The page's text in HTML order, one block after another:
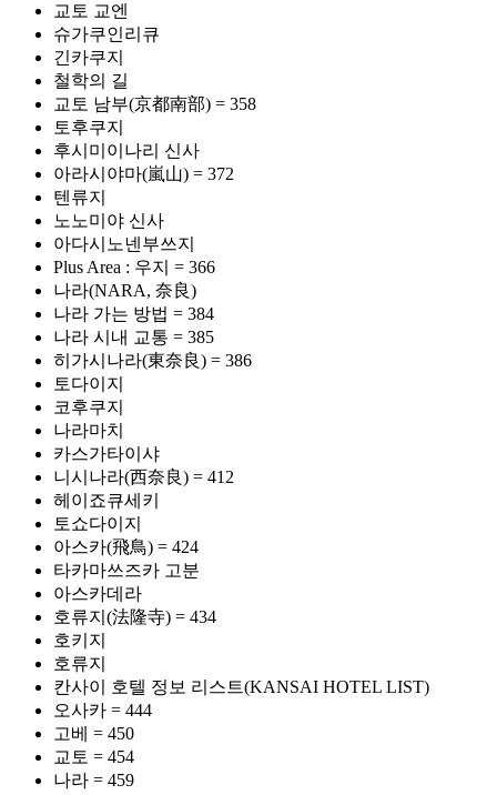
교토 교엔
슈가쿠인리큐
긴카쿠지
철학의 길
교토 남부(京都南部) = 358
토후쿠지
후시미이나리 신사
아라시야마(嵐山) = 372
텐류지
노노미야 신사
아다시노넨부쓰지
Plus Area : 우지 = 366
나라(NARA, 奈良)
나라 가는 방법 = 384
나라 시내 교통 = 385
히가시나라(東奈良) = 386
토다이지
코후쿠지
나라마치
카스가타이샤
니시나라(西奈良) = 412
헤이죠큐세키
토쇼다이지
아스카(飛鳥) = 424
타카마쓰즈카 고분
아스카데라
호류지(法隆寺) = 434
호키지
호류지
칸사이 호텔 정보 리스트(KANSAI HOTEL LIST)
오사카 = 444
고베 = 450
교토 = 454
나라 = 459